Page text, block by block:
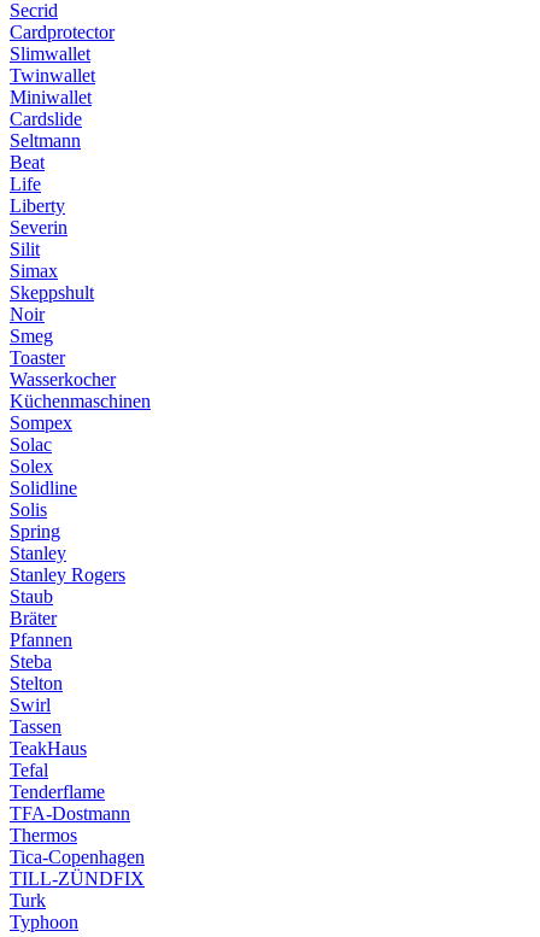
Secrid
Cardprotector
Slimwallet
Twinwallet
Miniwallet
Cardslide
Seltmann
Beat
Life
Liberty
Severin
Silit
Simax
Skeppshult
Noir
Smeg
Toaster
Wasserkocher
Küchenmaschinen
Sompex
Solac
Solex
Solidline
Solis
Spring
Stanley
Stanley Rogers
Staub
Bräter
Pfannen
Steba
Stelton
Swirl
Tassen
TeakHaus
Tefal
Tenderflame
TFA-Dostmann
Thermos
Tica-Copenhagen
TILL-ZÜNDFIX
Turk
Typhoon